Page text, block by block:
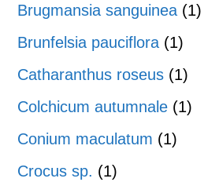
Brugmansia sanguinea (1)
Brunfelsia pauciflora (1)
Catharanthus roseus (1)
Colchicum autumnale (1)
Conium maculatum (1)
Crocus sp. (1)